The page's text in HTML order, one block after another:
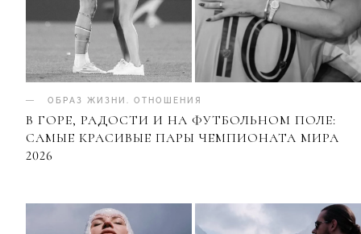
ОБРАЗ ЖИЗНИ ОТНОШЕНИЯ
В ГОРЕ, РАДОСТИ И НА ФУТБОЛЬНОМ ПОЛЕ:
САМЫЕ КРАСИВЫЕ ПАРЫ ЧЕМПИОНАТА МИРА
2026